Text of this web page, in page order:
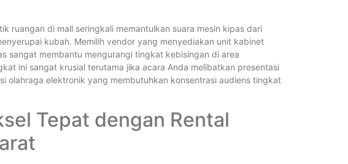
ruangan di mall seringkali memantulkan suara mesin kipas dari
kubah. Memilih vendor yang menyediakan unit kabinet
sangat membantu mengurangi tingkat kebisingan di area
ini sangat krusial terutama jika acara Anda melibatkan presentasi
olahraga elektronik yang membutuhkan konsentrasi audiens tingkat
Tepat dengan Rental